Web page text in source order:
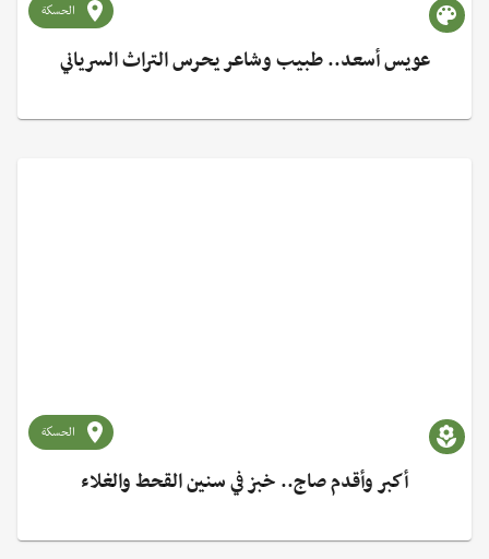
الحسكة
عويس أسعد.. طبيب وشاعر يحرس التراث السرياني
الحسكة
أكبر وأقدم صاج.. خبز في سنين القحط والغلاء